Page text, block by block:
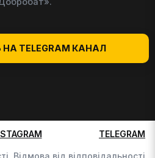
TELEGRAM КАНАЛ
TELEGRAM
Відмова від відповідальності